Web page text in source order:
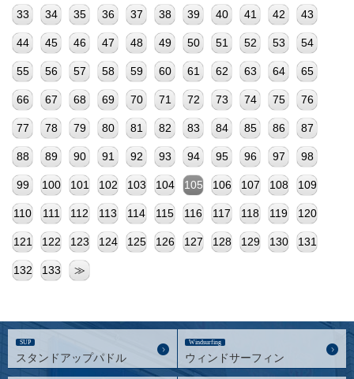
33 34 35 36 37 38 39 40 41 42 43
44 45 46 47 48 49 50 51 52 53 54
55 56 57 58 59 60 61 62 63 64 65
66 67 68 69 70 71 72 73 74 75 76
77 78 79 80 81 82 83 84 85 86 87
88 89 90 91 92 93 94 95 96 97 98
99 100 101 102 103 104 105 106 107 108 109
110 111 112 113 114 115 116 117 118 119 120
121 122 123 124 125 126 127 128 129 130 131
132 133 ≫
SUP
スタンドアップパドル
Windsurfing
ウィンドサーフィン